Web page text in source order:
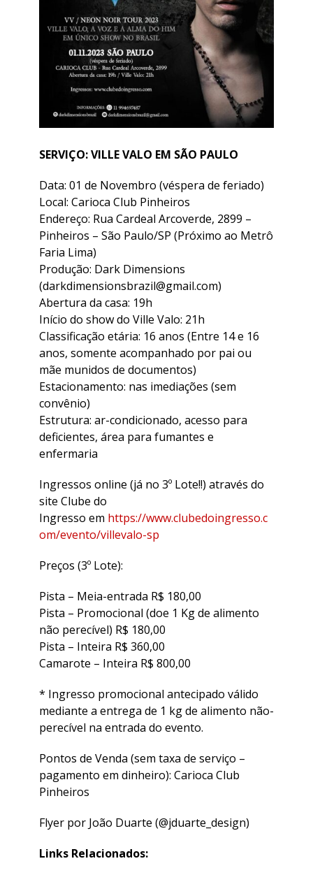
SERVIÇO: VILLE VALO EM SÃO PAULO
Data: 01 de Novembro (véspera de feriado)
Local: Carioca Club Pinheiros
Endereço: Rua Cardeal Arcoverde, 2899 –
Pinheiros – São Paulo/SP (Próximo ao Metrô
Faria Lima)
Produção: Dark Dimensions
(darkdimensionsbrazil@gmail.com)
Abertura da casa: 19h
Início do show do Ville Valo: 21h
Classificação etária: 16 anos (Entre 14 e 16
anos, somente acompanhado por pai ou
mãe munidos de documentos)
Estacionamento: nas imediações (sem
convênio)
Estrutura: ar-condicionado, acesso para
deficientes, área para fumantes e
enfermaria
Ingressos online (já no 3º Lote!!) através do
site Clube do
Ingresso em https://www.clubedoingresso.c
om/evento/villevalo-sp
Preços (3º Lote):
Pista – Meia-entrada R$ 180,00
Pista – Promocional (doe 1 Kg de alimento
não perecível) R$ 180,00
Pista – Inteira R$ 360,00
Camarote – Inteira R$ 800,00
* Ingresso promocional antecipado válido
mediante a entrega de 1 kg de alimento não-
perecível na entrada do evento.
Pontos de Venda (sem taxa de serviço –
pagamento em dinheiro): Carioca Club
Pinheiros
Flyer por João Duarte (@jduarte_design)
Links Relacionados: